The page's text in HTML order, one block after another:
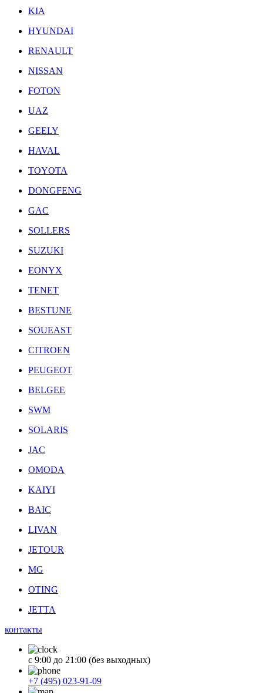
KIA
HYUNDAI
RENAULT
NISSAN
FOTON
UAZ
GEELY
HAVAL
TOYOTA
DONGFENG
GAC
SOLLERS
SUZUKI
EONYX
TENET
BESTUNE
SOUEAST
CITROEN
PEUGEOT
BELGEE
SWM
SOLARIS
JAC
OMODA
KAIYI
BAIC
LIVAN
JETOUR
MG
OTING
JETTA
контакты
с 9:00 до 21:00 (без выходных)
+7 (495) 023-91-09